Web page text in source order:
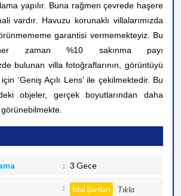
yapılır. Buna rağmen çevrede haşere
vardır. Havuzu korunaklı villalarımızda
garantisi vermemekteyiz. Bu
her zaman %10 sakınma payı
bulunan villa fotoğraflarının, görüntüyü
’Geniş Açılı Lens’ ile çekilmektedir. Bu
objeler, gerçek boyutlarından daha
3 Gece
İptal Şartları Tıkla